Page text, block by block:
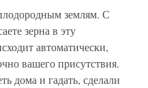
землям. С
зерна в эту
автоматически,
вашего присутствия.
дома и гадать, сделали